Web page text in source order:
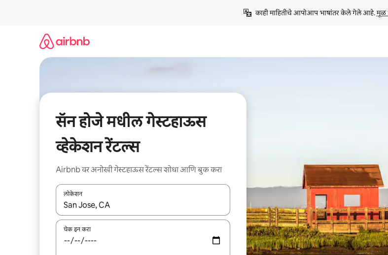
काही माहितीचे आपोआप भाषांतर केले गेले आहे. मूळ
सॅन होजे मधील गेस्टहाऊस
व्हेकेशन रेंटल्स
Airbnb वर अनोखी गेस्टहाऊस रेंटल्स शोधा आणि बुक करा
लोकेशन
जेव्हा परिणाम उपलब्ध असतील, तेव्हा वरच्या आणि खाली बाणांच्या किजसह नेव्हिगेट करा किंवा स्पर्शाने स्वाइप जेश्चर्स वापरून
चेक इन करा